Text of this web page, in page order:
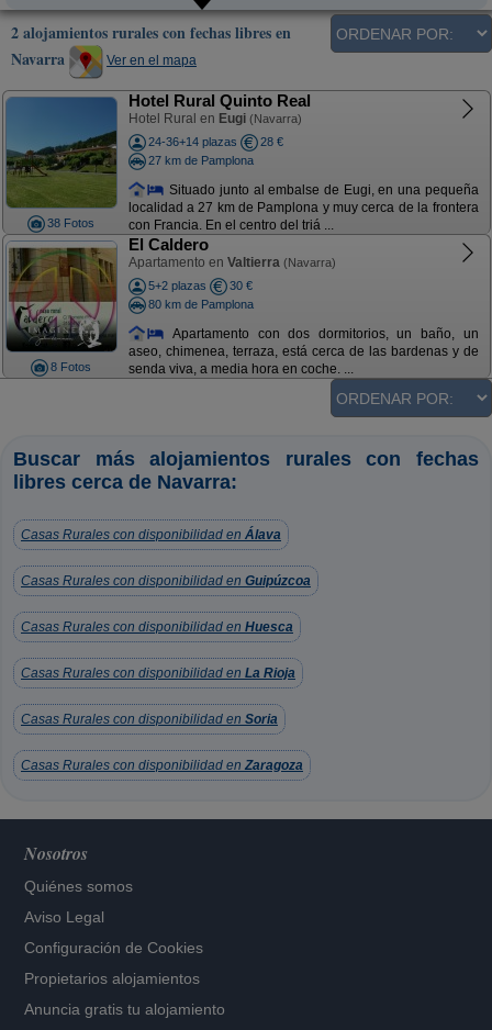
2 alojamientos rurales con fechas libres en
Navarra
Ver en el mapa
38 Fotos
Hotel Rural Quinto Real
Hotel Rural en Eugi (Navarra)
24-36+14 plazas
28 €
27 km de Pamplona
Situado junto al embalse de Eugi, en una pequeña
localidad a 27 km de Pamplona y muy cerca de la frontera
con Francia. En el centro del triá ...
8 Fotos
El Caldero
Apartamento en Valtierra (Navarra)
5+2 plazas
30 €
80 km de Pamplona
Apartamento con dos dormitorios, un baño, un
aseo, chimenea, terraza, está cerca de las bardenas y de
senda viva, a media hora en coche. ...
Buscar más alojamientos rurales con fechas
libres cerca de Navarra:
Casas Rurales con disponibilidad en Álava
Casas Rurales con disponibilidad en Guipúzcoa
Casas Rurales con disponibilidad en Huesca
Casas Rurales con disponibilidad en La Rioja
Casas Rurales con disponibilidad en Soria
Casas Rurales con disponibilidad en Zaragoza
Nosotros
Quiénes somos
Aviso Legal
Configuración de Cookies
Propietarios alojamientos
Anuncia gratis tu alojamiento